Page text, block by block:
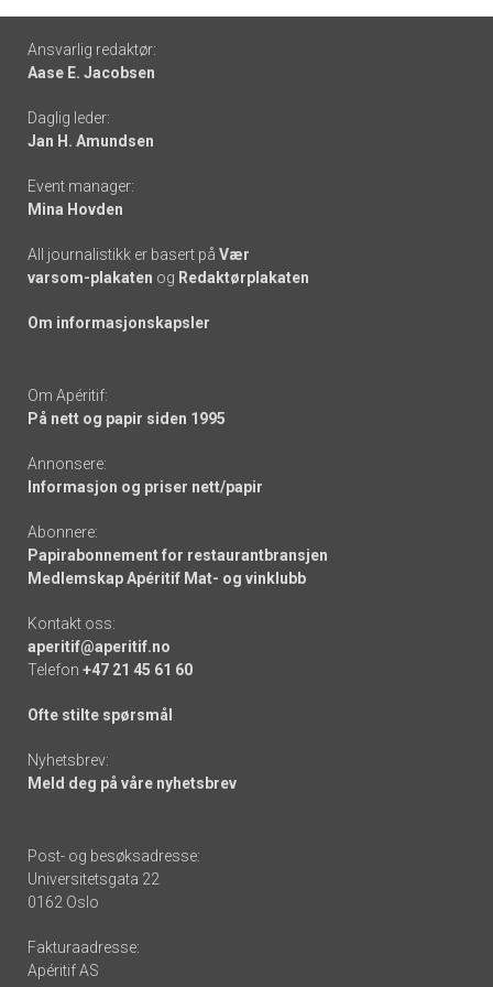
Footer
-
links
Ansvarlig redaktør:
Aase E. Jacobsen
Daglig leder:
Jan H. Amundsen
Event manager:
Mina Hovden
All journalistikk er basert på Vær
varsom-plakaten og Redaktørplakaten
Om informasjonskapsler
Om Apéritif:
På nett og papir siden 1995
Annonsere:
Informasjon og priser nett/papir
Abonnere:
Papirabonnement for restaurantbransjen
Medlemskap Apéritif Mat- og vinklubb
Kontakt oss:
aperitif@aperitif.no
Telefon +47 21 45 61 60
Ofte stilte spørsmål
Nyhetsbrev:
Meld deg på våre nyhetsbrev
Post- og besøksadresse:
Universitetsgata 22
0162 Oslo
Fakturaadresse:
Apéritif AS